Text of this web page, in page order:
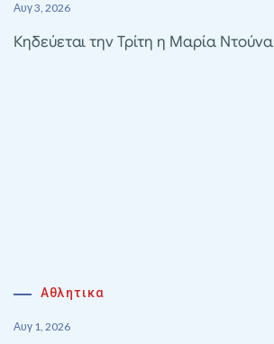
Αυγ 3, 2026
Κηδεύεται την Τρίτη η Μαρία Ντούνα
Αθλητικα
Αυγ 1, 2026